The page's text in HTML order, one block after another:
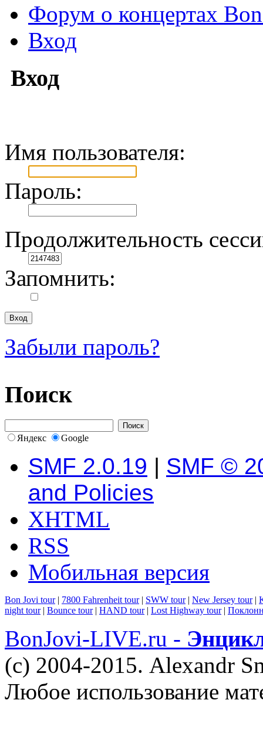
Форум о концертах
Вход
Вход
Имя пользователя:
Пароль:
Продолжительность
Запомнить:
Забыли пароль?
Поиск
Яндекс Google
SMF 2.0.19 | SMF ©
and Policies
XHTML
RSS
Мобильная версия
Bon Jovi tour| 7800 Fahrenheit tour| SWW tour| New Jersey tour|
night tour| Bounce tour| HAND tour| Lost Highway tour|
BonJovi-LIVE.ru -
(c) 2004-2015. Alexandr
Любое использование